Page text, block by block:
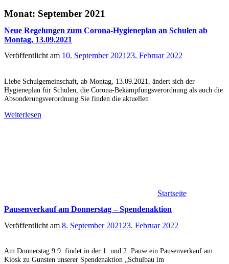
Monat: September 2021
Neue Regelungen zum Corona-Hygieneplan an Schulen ab
Montag, 13.09.2021
Veröffentlicht am 10. September 2021 23. Februar 2022
Liebe Schulgemeinschaft, ab Montag, 13.09.2021, ändert sich der
Hygieneplan für Schulen, die Corona-Bekämpfungsverordnung als auch die
Absonderungsverordnung.Sie finden die aktuellen
Weiterlesen
Startseite
Pausenverkauf am Donnerstag – Spendenaktion
Veröffentlicht am 8. September 2021 23. Februar 2022
Am Donnerstag 9.9. findet in der 1. und 2. Pause ein Pausenverkauf am
Kiosk zu Gunsten unserer Spendenaktion „Schulbau im